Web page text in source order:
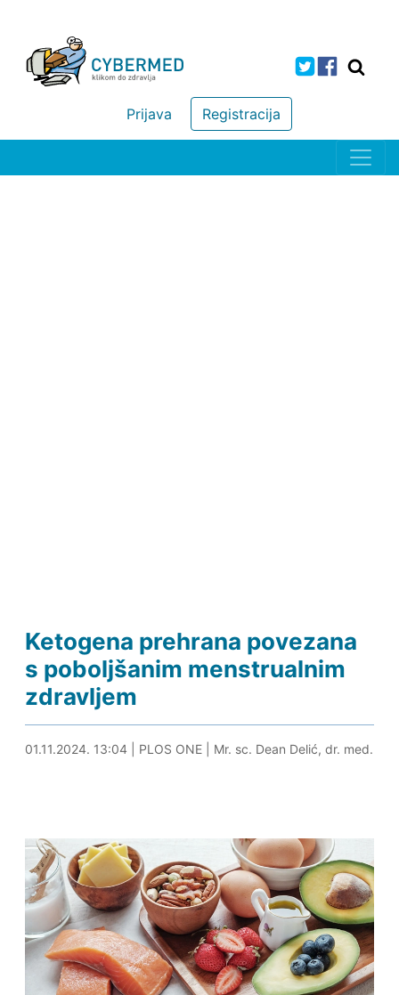
Registracija
Prijava
Ketogena prehrana povezana
s poboljšanim menstrualnim
zdravljem
01.11.2024. 14:02
01.11.2024. 13:04| PLOS ONE| Mr. sc. Dean Delić, dr. med.